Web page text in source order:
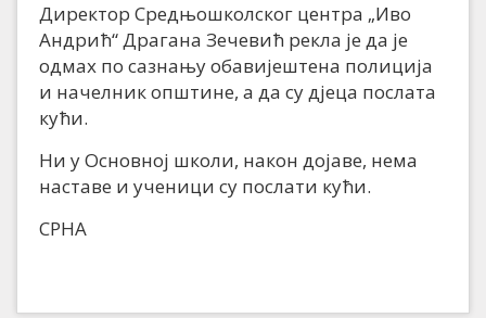
Директор Средњошколског центра „Иво
Андрић“ Драгана Зечевић рекла је да је
одмах по сазнању обавијештена полиција
и начелник општине, а да су дјеца послата
кући.
Ни у Основној школи, након дојаве, нема
наставе и ученици су послати кући.
СРНА